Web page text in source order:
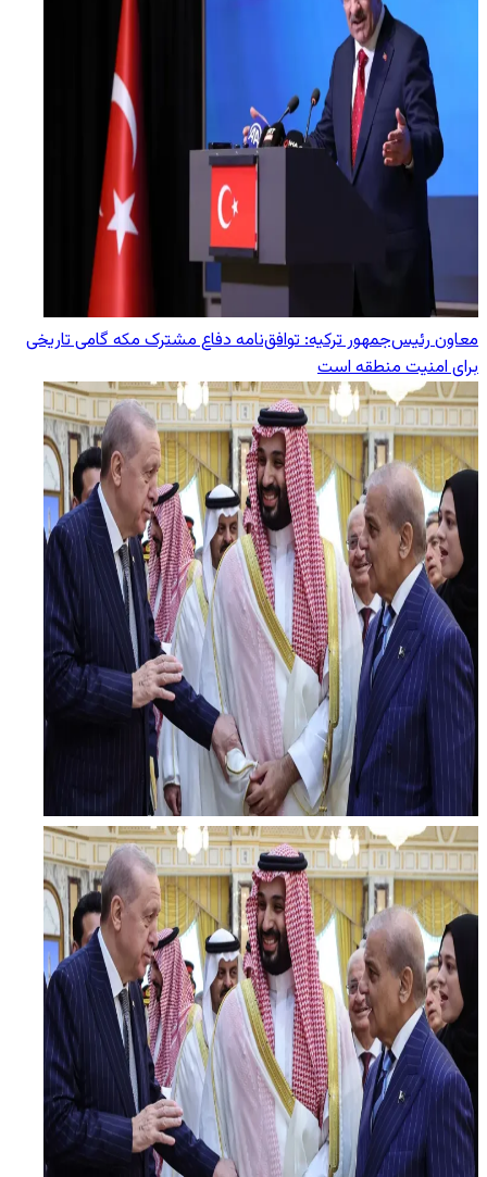
معاون رئیس‌جمهور ترکیه: توافق‌نامه دفاع مشترک مکه گامی تاریخی
برای امنیت منطقه است